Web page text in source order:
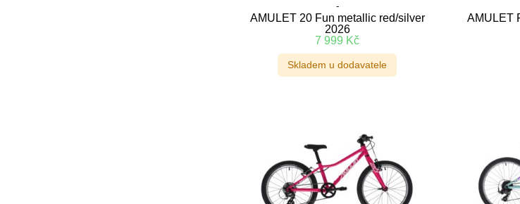
-
AMULET 20 Fun metallic red/silver
2026
7 999 Kč
Skladem u dodavatele
AMULET